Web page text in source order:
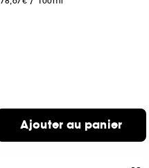
Ajouter au panier